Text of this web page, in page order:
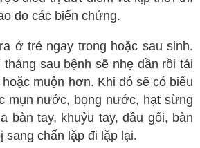
do các biến chứng.
ở trẻ ngay trong hoặc sau sinh.
sau bệnh sẽ nhẹ dần rồi tái
muộn hơn. Khi đó sẽ có biểu
mụn nước, bọng nước, hạt sừng
bàn tay, khuỷu tay, đầu gối, bàn
sang chấn lặp đi lặp lại.